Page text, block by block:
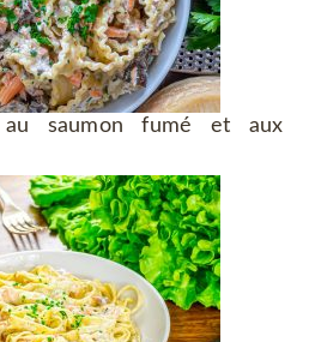
saumon fumé et aux